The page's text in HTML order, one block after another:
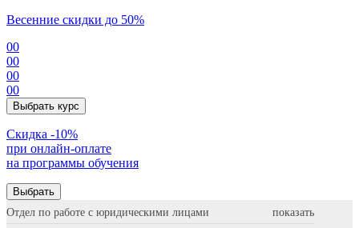
Весенние скидки до 50%
00
00
00
00
Выбрать курс
Cкидка -10%
при онлайн-оплате
на программы обучения
Выбрать
Отдел по работе с юридическими лицами